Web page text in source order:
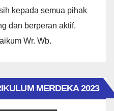
kepada semua pihak
dan berperan aktif.
Wr. Wb.
MERDEKA 2023